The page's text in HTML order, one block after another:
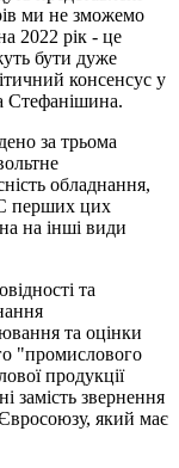
ми не зможемо
2022 рік - це
бути дуже
консенсус у
Стефанішина.
за трьома
обладнання,
перших цих
на інші види
та
та оцінки
"промислового
продукції
замість звернення
який має